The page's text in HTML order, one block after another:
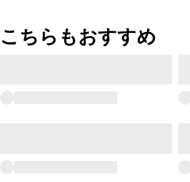
こちらもおすすめ